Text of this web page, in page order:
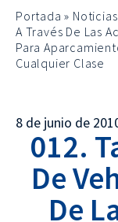
Portada » Noticias
A Través De Las
Para
Cualquier Clase
8 de junio de
012.
De
De